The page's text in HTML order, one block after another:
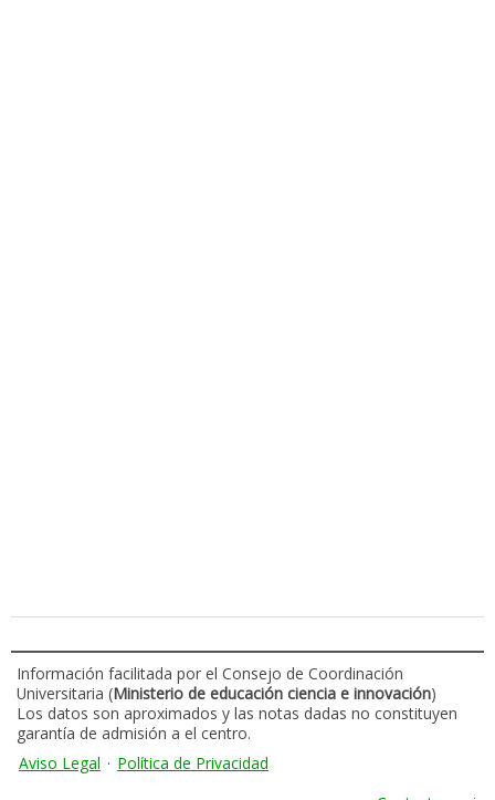
Información facilitada por el Consejo de Coordinación
Universitaria (Ministerio de educación ciencia e innovación)
Los datos son aproximados y las notas dadas no constituyen
garantía de admisión a el centro.
Aviso Legal · Política de Privacidad